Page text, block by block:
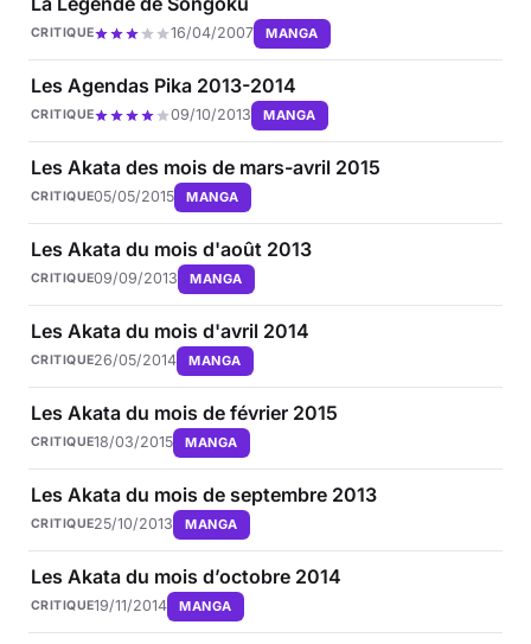
CRITIQUE 16/04/2007 MANGA
Les Agendas Pika 2013-2014
CRITIQUE 09/10/2013 MANGA
Les Akata des mois de mars-avril 2015
CRITIQUE05/05/2015 MANGA
Les Akata du mois d'août 2013
CRITIQUE09/09/2013 MANGA
Les Akata du mois d'avril 2014
CRITIQUE26/05/2014 MANGA
Les Akata du mois de février 2015
CRITIQUE18/03/2015 MANGA
Les Akata du mois de septembre 2013
CRITIQUE25/10/2013 MANGA
Les Akata du mois d’octobre 2014
CRITIQUE19/11/2014 MANGA